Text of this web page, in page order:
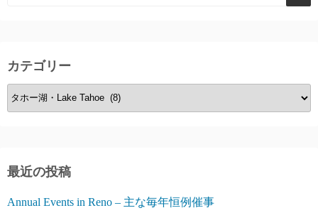
カテゴリー
カ
テ
ー
最近の投稿
Annual Events in Reno – 主な毎年恒例催事